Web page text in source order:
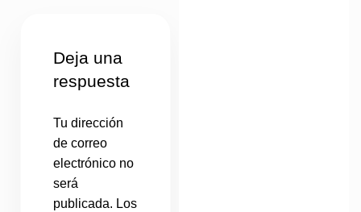
Deja una
respuesta
Tu dirección
de correo
electrónico no
será
publicada. Los